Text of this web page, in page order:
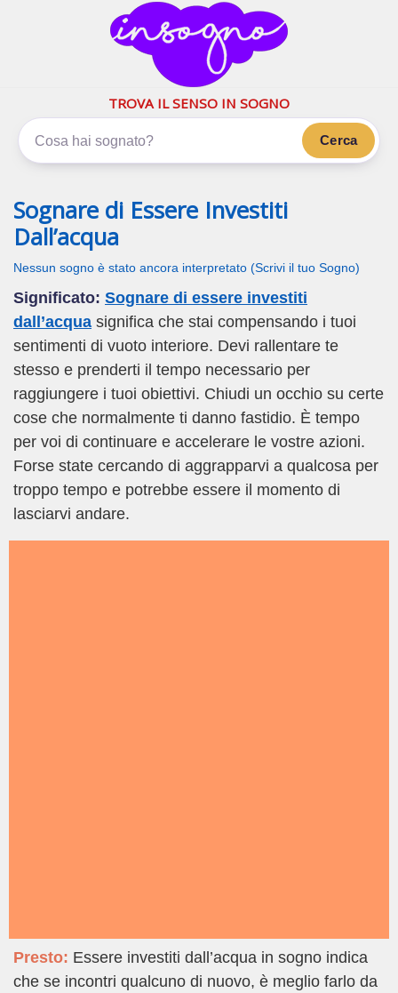
inSogno.com
I sogni significano di piùTROVA IL SENSO IN SOGNO
Cerca
Sognare di Essere Investiti
Dall’acqua
Nessun sogno è stato ancora interpretato (Scrivi il tuo Sogno)
Significato: Sognare di essere investiti
dall’acqua significa che stai compensando i tuoi
sentimenti di vuoto interiore. Devi rallentare te
stesso e prenderti il tempo necessario per
raggiungere i tuoi obiettivi. Chiudi un occhio su certe
cose che normalmente ti danno fastidio. È tempo
per voi di continuare e accelerare le vostre azioni.
Forse state cercando di aggrapparvi a qualcosa per
troppo tempo e potrebbe essere il momento di
lasciarvi andare.
Presto: Essere investiti dall’acqua in sogno indica
che se incontri qualcuno di nuovo, è meglio farlo da